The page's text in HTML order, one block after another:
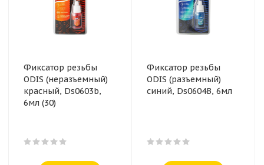
Фиксатор резьбы
ODIS (неразъемный)
красный, Ds0603b,
6мл (30)
Фиксатор резьбы
ODIS (разъемный)
синий, Ds0604B, 6мл